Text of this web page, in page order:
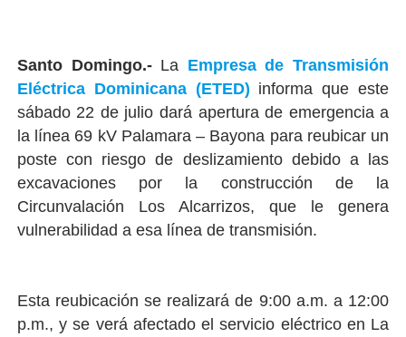
Santo Domingo.- La Empresa de Transmisión
Eléctrica Dominicana (ETED) informa que este
sábado 22 de julio dará apertura de emergencia a
la línea 69 kV Palamara – Bayona para reubicar un
poste con riesgo de deslizamiento debido a las
excavaciones por la construcción de la
Circunvalación Los Alcarrizos, que le genera
vulnerabilidad a esa línea de transmisión.
Esta reubicación se realizará de 9:00 a.m. a 12:00
p.m., y se verá afectado el servicio eléctrico en La